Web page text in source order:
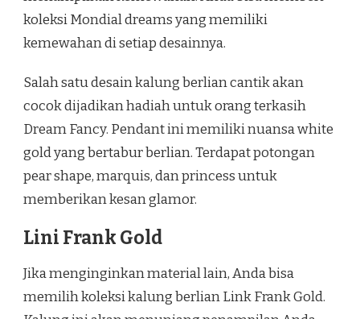
koleksi Mondial dreams yang memiliki
kemewahan di setiap desainnya.
Salah satu desain kalung berlian cantik akan
cocok dijadikan hadiah untuk orang terkasih
Dream Fancy. Pendant ini memiliki nuansa white
gold yang bertabur berlian. Terdapat potongan
pear shape, marquis, dan princess untuk
memberikan kesan glamor.
Lini Frank Gold
Jika menginginkan material lain, Anda bisa
memilih koleksi kalung berlian Link Frank Gold.